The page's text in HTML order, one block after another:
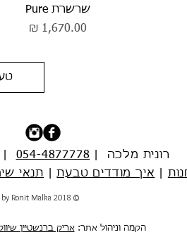
תצוגה מהירה
שרשרת Pure
מחיר
רונית מלכה | 054-4877778
איך מודדים טבעת| תנאי
© 2018 by Ronit Malka
הקמה וניהול אתר:אריק ברנשטיין